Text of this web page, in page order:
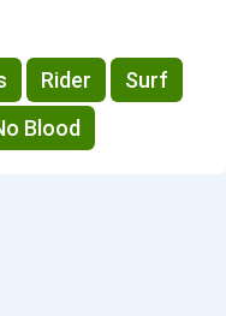
Rider
Surf
Blood